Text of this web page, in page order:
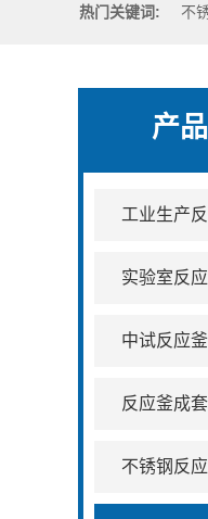
热门关键词: 不
产
工业生产
实验室反
中试反应釜
反应釜成
不锈钢反